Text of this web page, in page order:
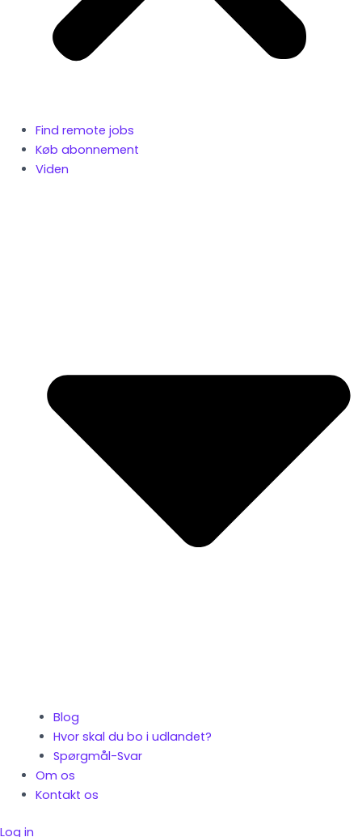
Find remote jobs
Køb abonnement
Viden
Blog
Hvor skal du bo i udlandet?
Spørgmål-Svar
Om os
Kontakt os
Log in